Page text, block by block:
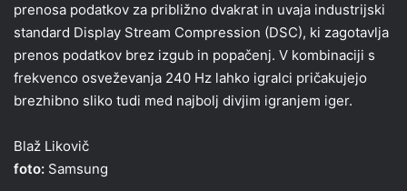
prenosa podatkov za približno dvakrat in uvaja industrijski
standard Display Stream Compression (DSC), ki zagotavlja
prenos podatkov brez izgub in popačenj. V kombinaciji s
frekvenco osveževanja 240 Hz lahko igralci pričakujejo
brezhibno sliko tudi med najbolj divjim igranjem iger.
Blaž Likovič
foto: Samsung